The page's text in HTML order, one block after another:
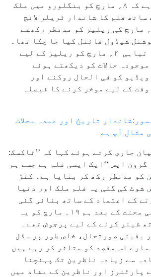
اٹھایا۔ واضح رہے کہ ۸؍ مارچ کو بنگلورو میں ملک
ساتھ فلم کا شاندار ٹریلر لانچ
ہونا تھا اور۱۹؍ مارچ کی ریلیز کو مدنظر رکھتے
شیڈول فائنل کیا جا چکا تھا۔
فلم کا پہلا گانا تباہی ۲؍ مارچ کو ریلیز کے لیے
حالات کو دیکھتے ہوئے
کو فی الحال روکنے اور
کے لیے موخر کرنے کا فیصلہ
تاریخ اور عمدہ محلات
مثال آپ ہے
جاری کرتے ہوئے کہا کہ ’’ٹاکسک:
گرون اپس ‘‘ایک ایسی فلم ہے جسے ہم
کو مدنظر رکھ کر بنایا ہے۔ کنڑ
شوٹ کی گئی یہ فلم ملک اور دنیا
کے اعتماد کے ساتھ بنائی گئی
ہے۔ کئی برسوں کی محنت کے بعد ہم ۱۹؍ مارچ کو یہ
شیئر کرنے کے لیے پرجوش تھے۔
یقینی صورتحال، خاص طور پر مڈل
اس مقصد کو متاثر کر رہے ہیں
سے زیادہ ناظرین تک پہنچنا
پارٹنرز اور ناظرین کے مفاد میں